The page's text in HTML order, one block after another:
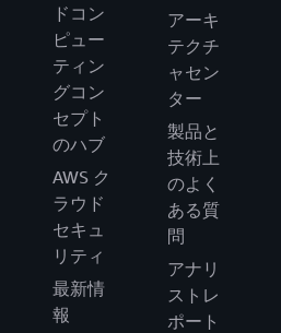
ドコン
ピュー
ティン
グコン
セプト
のハブ
AWS ク
ラウド
セキュ
リティ
最新情
報
アーキ
テクチ
ャセン
ター
製品と
技術上
のよく
ある質
問
アナリ
ストレ
ポート